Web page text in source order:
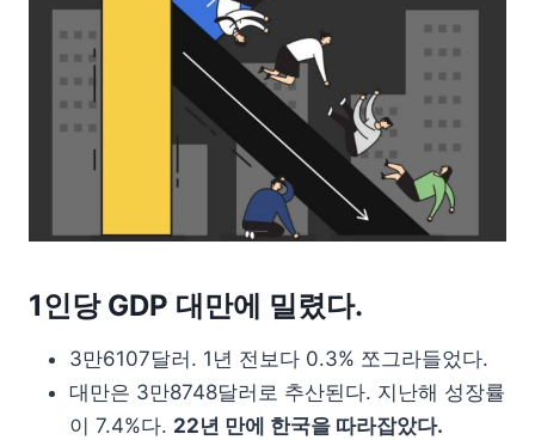
1인당 GDP 대만에 밀렸다.
3만6107달러. 1년 전보다 0.3% 쪼그라들었다.
대만은 3만8748달러로 추산된다. 지난해 성장률
이 7.4%다. 22년 만에 한국을 따라잡았다.